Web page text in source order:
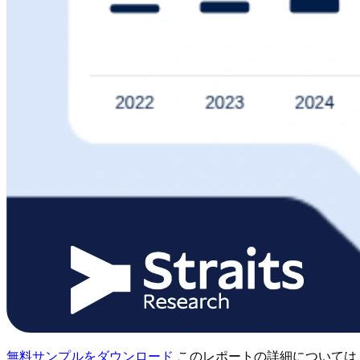
無料サンプルをダウンロード このレポートの詳細については